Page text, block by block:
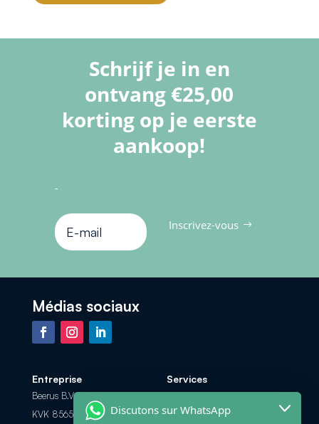
Schrijf je in en
ontvang €25,00
korting op je eerste
aankoop!
-
Inscrivez-vous
Médias sociaux
Entreprise
Beerus B.V.
KVK 85658308
Services
Foire aux Questions
Les options de paiement
Discutons sur WhatsApp